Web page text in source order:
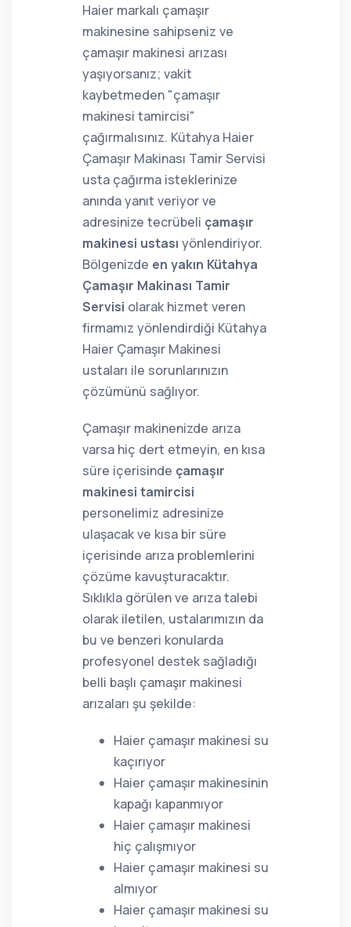
Haier markalı çamaşır
makinesine sahipseniz ve
çamaşır makinesi arızası
yaşıyorsanız; vakit
kaybetmeden "çamaşır
makinesi tamircisi"
çağırmalısınız. Kütahya Haier
Çamaşır Makinası Tamir Servisi
usta çağırma isteklerinize
anında yanıt veriyor ve
adresinize tecrübeli çamaşır
makinesi ustası yönlendiriyor.
Bölgenizde en yakın Kütahya
Çamaşır Makinası Tamir
Servisi olarak hizmet veren
firmamız yönlendirdiği Kütahya
Haier Çamaşır Makinesi
ustaları ile sorunlarınızın
çözümünü sağlıyor.
Çamaşır makinenizde arıza
varsa hiç dert etmeyin, en kısa
süre içerisinde çamaşır
makinesi tamircisi
personelimiz adresinize
ulaşacak ve kısa bir süre
içerisinde arıza problemlerini
çözüme kavuşturacaktır.
Sıklıkla görülen ve arıza talebi
olarak iletilen, ustalarımızın da
bu ve benzeri konularda
profesyonel destek sağladığı
belli başlı çamaşır makinesi
arızaları şu şekilde:
Haier çamaşır makinesi su
kaçırıyor
Haier çamaşır makinesinin
kapağı kapanmıyor
Haier çamaşır makinesi
hiç çalışmıyor
Haier çamaşır makinesi su
almıyor
Haier çamaşır makinesi su